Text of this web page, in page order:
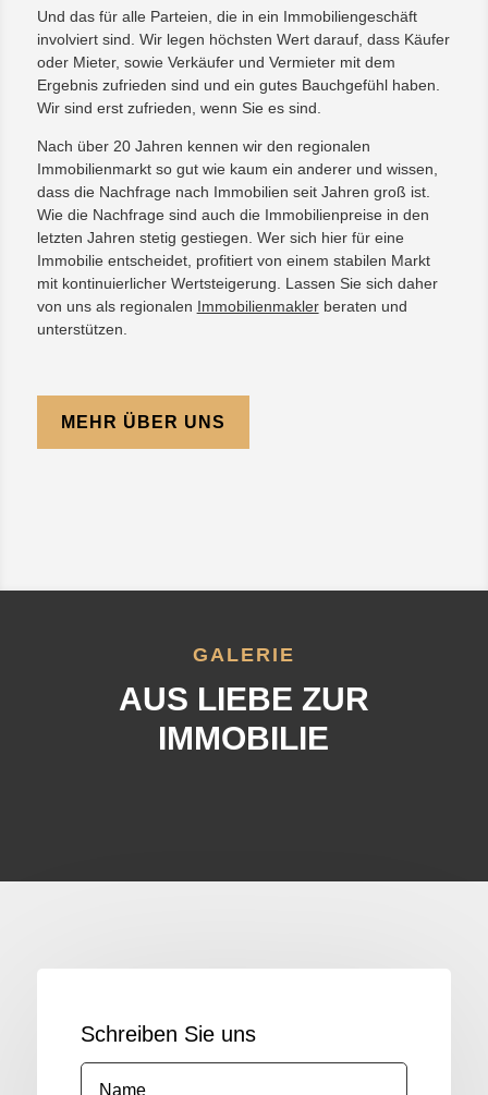
Und das für alle Parteien, die in ein Immobiliengeschäft
involviert sind. Wir legen höchsten Wert darauf, dass Käufer
oder Mieter, sowie Verkäufer und Vermieter mit dem
Ergebnis zufrieden sind und ein gutes Bauchgefühl haben.
Wir sind erst zufrieden, wenn Sie es sind.
Nach über 20 Jahren kennen wir den regionalen
Immobilienmarkt so gut wie kaum ein anderer und wissen,
dass die Nachfrage nach Immobilien seit Jahren groß ist.
Wie die Nachfrage sind auch die Immobilienpreise in den
letzten Jahren stetig gestiegen. Wer sich hier für eine
Immobilie entscheidet, profitiert von einem stabilen Markt
mit kontinuierlicher Wertsteigerung. Lassen Sie sich daher
von uns als regionalen Immobilienmaklerberaten und
unterstützen.
MEHR ÜBER UNS
GALERIE
AUS LIEBE ZUR
IMMOBILIE
Schreiben Sie uns